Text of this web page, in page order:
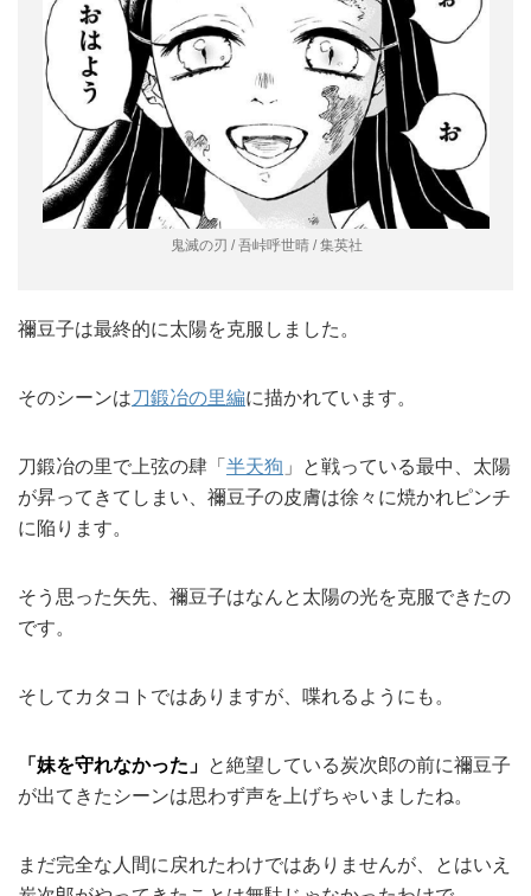
鬼滅の刃 / 吾峠呼世晴 / 集英社
禰豆子は最終的に太陽を克服しました。
そのシーンは刀鍛冶の里編に描かれています。
刀鍛冶の里で上弦の肆「 半天狗 」と戦っている最中、太陽
が昇ってきてしまい、禰豆子の皮膚は徐々に焼かれピンチ
に陥ります。
そう思った矢先、禰豆子はなんと太陽の光を克服できたの
です。
そしてカタコトではありますが、喋れるようにも。
「妹を守れなかった」 と絶望している炭次郎の前に禰豆子
が出てきたシーンは思わず声を上げちゃいましたね。
まだ完全な人間に戻れたわけではありませんが、とはいえ